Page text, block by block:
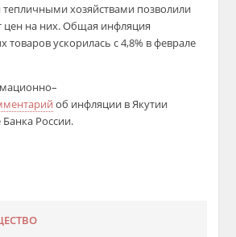
хозяйствами позволили
цен на них. Общая инфляция
товаров ускорилась с 4,8% в феврале
об инфляции в Якутии
России.